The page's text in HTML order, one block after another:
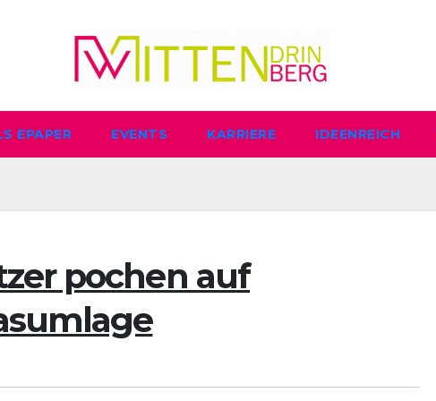
EPAPER EVENTS KARRIERE IDEENREICH
pochen auf